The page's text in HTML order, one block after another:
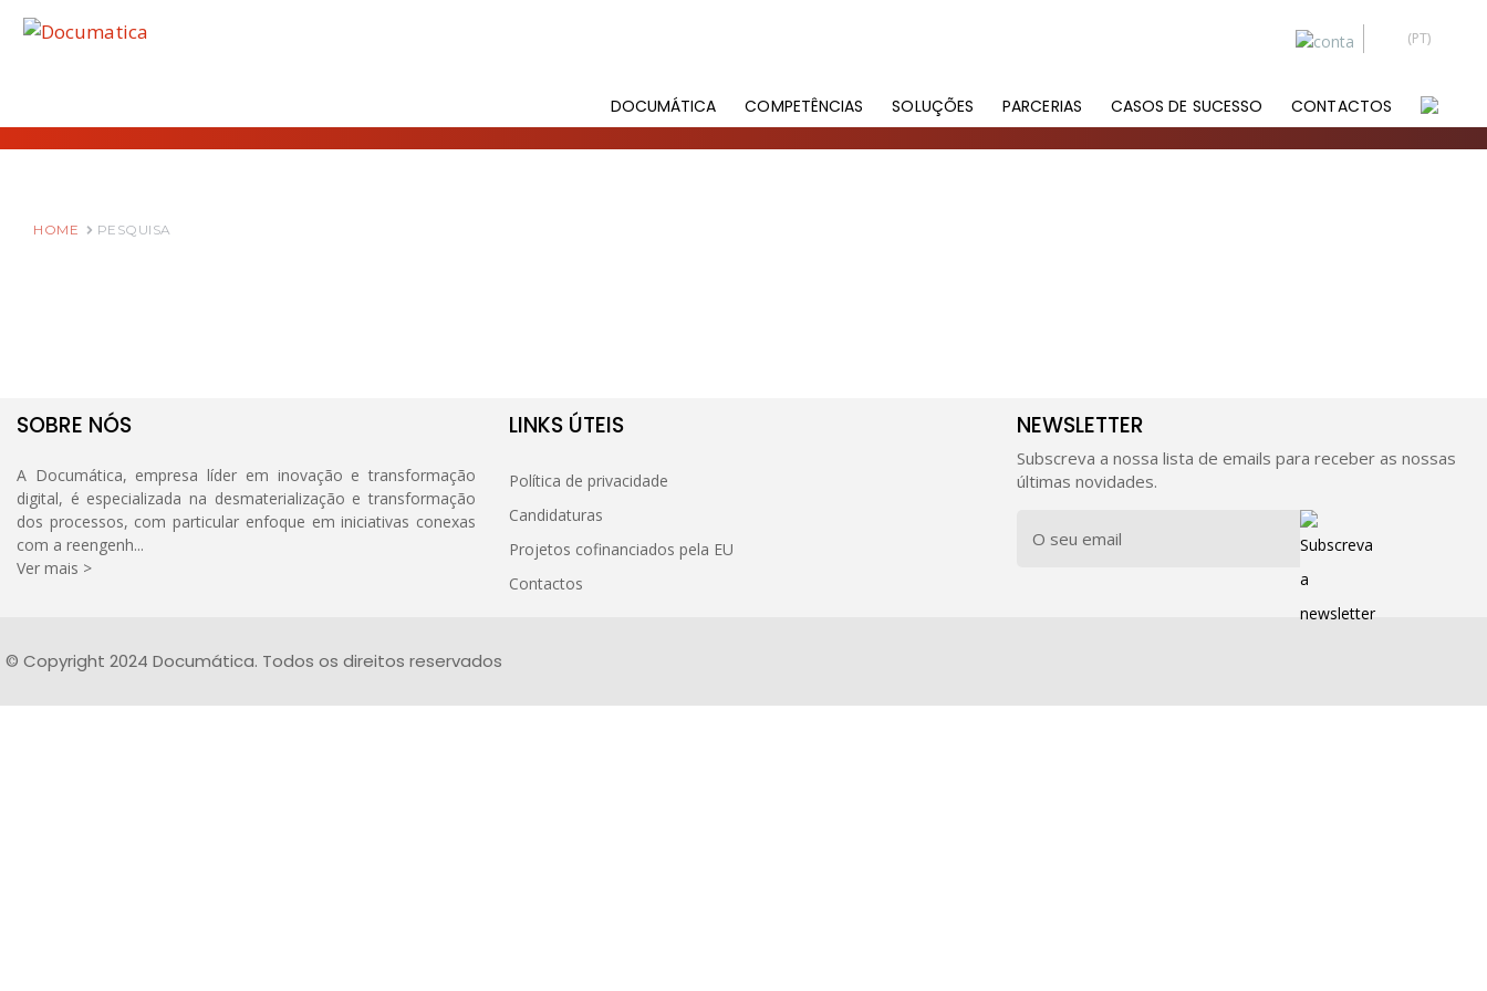
DOCUMÁTICA COMPETÊNCIAS SOLUÇÕES PARCERIAS CASOS DE SUCESSO CONTACTOS
HOME PESQUISA
SOBRE NÓS
A Documática, empresa líder em inovação e transformação
digital, é especializada na desmaterialização e transformação
dos processos, com particular enfoque em iniciativas conexas
com a reengenh...
Ver mais >
LINKS ÚTEIS
Política de privacidade
Candidaturas
Projetos cofinanciados pela EU
Contactos
NEWSLETTER
Subscreva a nossa lista de emails para receber as nossas
últimas novidades.
© Copyright 2024 Documática. Todos os direitos reservados